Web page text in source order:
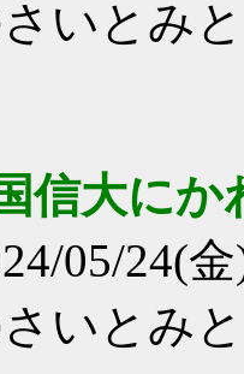
いとみ
信大に
05/24(
いとみ